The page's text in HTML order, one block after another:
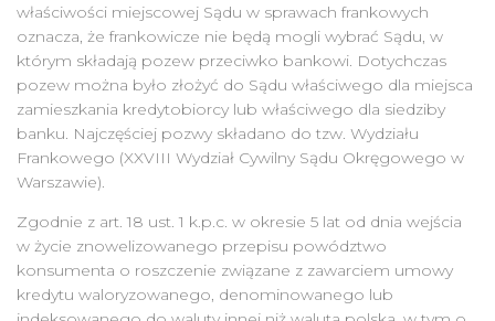
właściwości miejscowej Sądu w sprawach frankowych
oznacza, że frankowicze nie będą mogli wybrać Sądu, w
którym składają pozew przeciwko bankowi. Dotychczas
pozew można było złożyć do Sądu właściwego dla miejsca
zamieszkania kredytobiorcy lub właściwego dla siedziby
banku. Najczęściej pozwy składano do tzw. Wydziału
Frankowego (XXVIII Wydział Cywilny Sądu Okręgowego w
Warszawie).
Zgodnie z art. 18 ust. 1 k.p.c. w okresie 5 lat od dnia wejścia
w życie znowelizowanego przepisu powództwo
konsumenta o roszczenie związane z zawarciem umowy
kredytu waloryzowanego, denominowanego lub